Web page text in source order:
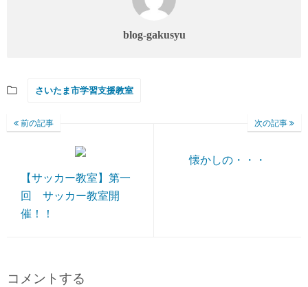
blog-gakusyu
さいたま市学習支援教室
前の記事
【サッカー教室】第一
回 サッカー教室開
催！！
次の記事
懐かしの・・・
コメントする